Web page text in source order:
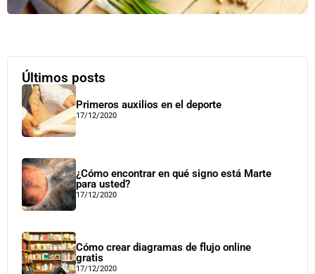
Últimos posts
Primeros auxilios en el deporte
17/12/2020
¿Cómo encontrar en qué signo está Marte
para usted?
17/12/2020
Cómo crear diagramas de flujo online
gratis
17/12/2020